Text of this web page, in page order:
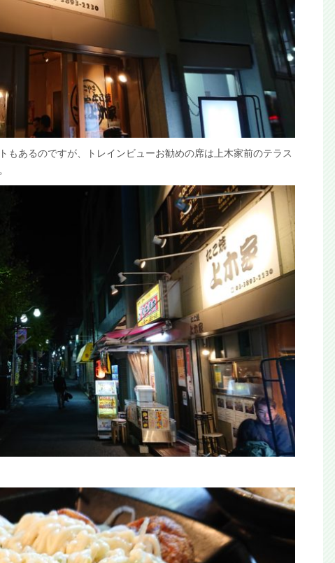
もあるのですが、トレインビューお勧めの席は上木家前のテラス